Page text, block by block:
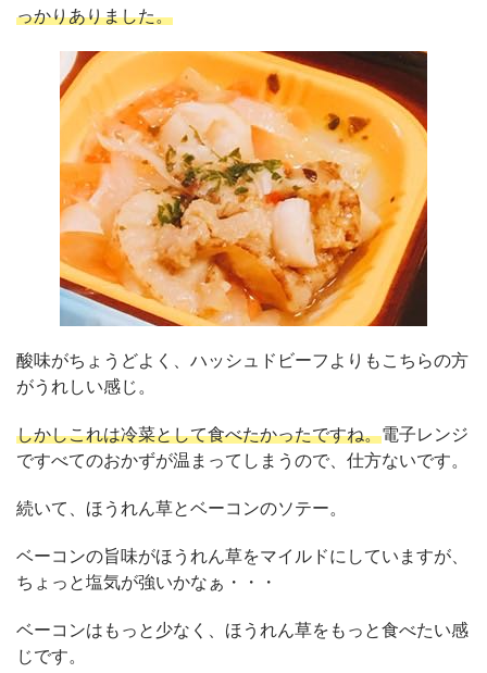
っかりありました。
酸味がちょうどよく、ハッシュドビーフよりもこちらの方
がうれしい感じ。
しかしこれは冷菜として食べたかったですね。電子レンジ
ですべてのおかずが温まってしまうので、仕方ないです。
続いて、ほうれん草とベーコンのソテー。
ベーコンの旨味がほうれん草をマイルドにしていますが、
ちょっと塩気が強いかなぁ・・・
ベーコンはもっと少なく、ほうれん草をもっと食べたい感
じです。